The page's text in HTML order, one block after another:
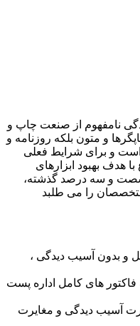
نامفهوم از صنعت چاپ و
و متون بلکه روزنامه و
و برای شرایط فعلی
هدف بهبود ابزارهای
شصت و سه درصد گذشته،
را می طلبد
و بدون آسیب دیدگی ،
فاکتور های کامل اداره پست
آسیب دیدگی و مغایرت